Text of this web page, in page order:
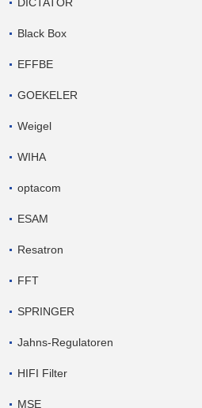
Black Box
EFFBE
GOEKELER
Weigel
WIHA
optacom
ESAM
Resatron
FFT
SPRINGER
Jahns-Regulatoren
HIFI Filter
MSE